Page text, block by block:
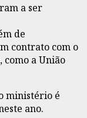
a ser
de
contrato com o
como a União
ministério é
ano.